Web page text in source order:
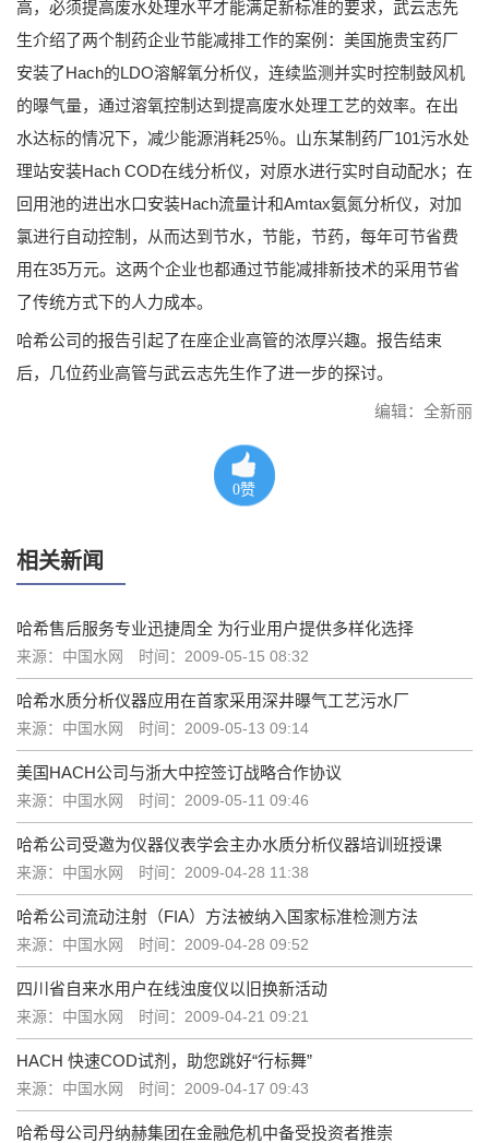
高，必须提高废水处理水平才能满足新标准的要求，武云志先
生介绍了两个制药企业节能减排工作的案例：美国施贵宝药厂
安装了Hach的LDO溶解氧分析仪，连续监测并实时控制鼓风机
的曝气量，通过溶氧控制达到提高废水处理工艺的效率。在出
水达标的情况下，减少能源消耗25％。山东某制药厂101污水处
理站安装Hach COD在线分析仪，对原水进行实时自动配水；在
回用池的进出水口安装Hach流量计和Amtax氨氮分析仪，对加
氯进行自动控制，从而达到节水，节能，节药，每年可节省费
用在35万元。这两个企业也都通过节能减排新技术的采用节省
了传统方式下的人力成本。
哈希公司的报告引起了在座企业高管的浓厚兴趣。报告结束
后，几位药业高管与武云志先生作了进一步的探讨。
编辑：全新丽
0赞
相关新闻
哈希售后服务专业迅捷周全 为行业用户提供多样化选择
来源：中国水网 时间：2009-05-15 08:32
哈希水质分析仪器应用在首家采用深井曝气工艺污水厂
来源：中国水网 时间：2009-05-13 09:14
美国HACH公司与浙大中控签订战略合作协议
来源：中国水网 时间：2009-05-11 09:46
哈希公司受邀为仪器仪表学会主办水质分析仪器培训班授课
来源：中国水网 时间：2009-04-28 11:38
哈希公司流动注射（FIA）方法被纳入国家标准检测方法
来源：中国水网 时间：2009-04-28 09:52
四川省自来水用户在线浊度仪以旧换新活动
来源：中国水网 时间：2009-04-21 09:21
HACH 快速COD试剂，助您跳好“行标舞”
来源：中国水网 时间：2009-04-17 09:43
哈希母公司丹纳赫集团在金融危机中备受投资者推崇